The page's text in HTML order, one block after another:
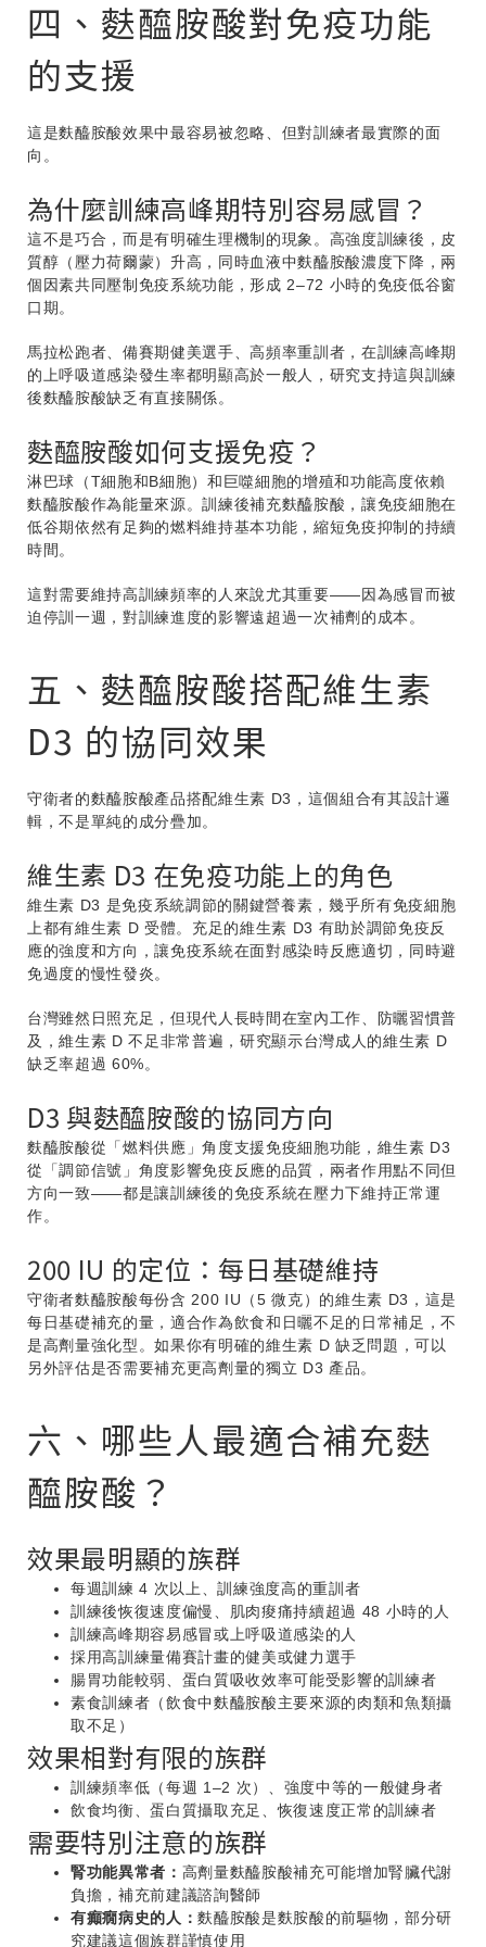
四、麩醯胺酸對免疫功能
的支援
這是麩醯胺酸效果中最容易被忽略、但對訓練者最實際的面
向。
為什麼訓練高峰期特別容易感冒？
這不是巧合，而是有明確生理機制的現象。高強度訓練後，皮
質醇（壓力荷爾蒙）升高，同時血液中麩醯胺酸濃度下降，兩
個因素共同壓制免疫系統功能，形成 2–72 小時的免疫低谷窗
口期。
馬拉松跑者、備賽期健美選手、高頻率重訓者，在訓練高峰期
的上呼吸道感染發生率都明顯高於一般人，研究支持這與訓練
後麩醯胺酸缺乏有直接關係。
麩醯胺酸如何支援免疫？
淋巴球（T細胞和B細胞）和巨噬細胞的增殖和功能高度依賴
麩醯胺酸作為能量來源。訓練後補充麩醯胺酸，讓免疫細胞在
低谷期依然有足夠的燃料維持基本功能，縮短免疫抑制的持續
時間。
這對需要維持高訓練頻率的人來說尤其重要——因為感冒而被
迫停訓一週，對訓練進度的影響遠超過一次補劑的成本。
五、麩醯胺酸搭配維生素
D3 的協同效果
守衛者的麩醯胺酸產品搭配維生素 D3，這個組合有其設計邏
輯，不是單純的成分疊加。
維生素 D3 在免疫功能上的角色
維生素 D3 是免疫系統調節的關鍵營養素，幾乎所有免疫細胞
上都有維生素 D 受體。充足的維生素 D3 有助於調節免疫反
應的強度和方向，讓免疫系統在面對感染時反應適切，同時避
免過度的慢性發炎。
台灣雖然日照充足，但現代人長時間在室內工作、防曬習慣普
及，維生素 D 不足非常普遍，研究顯示台灣成人的維生素 D
缺乏率超過 60%。
D3 與麩醯胺酸的協同方向
麩醯胺酸從「燃料供應」角度支援免疫細胞功能，維生素 D3
從「調節信號」角度影響免疫反應的品質，兩者作用點不同但
方向一致——都是讓訓練後的免疫系統在壓力下維持正常運
作。
200 IU 的定位：每日基礎維持
守衛者麩醯胺酸每份含 200 IU（5 微克）的維生素 D3，這是
每日基礎補充的量，適合作為飲食和日曬不足的日常補足，不
是高劑量強化型。如果你有明確的維生素 D 缺乏問題，可以
另外評估是否需要補充更高劑量的獨立 D3 產品。
六、哪些人最適合補充麩
醯胺酸？
效果最明顯的族群
每週訓練 4 次以上、訓練強度高的重訓者
訓練後恢復速度偏慢、肌肉痠痛持續超過 48 小時的人
訓練高峰期容易感冒或上呼吸道感染的人
採用高訓練量備賽計畫的健美或健力選手
腸胃功能較弱、蛋白質吸收效率可能受影響的訓練者
素食訓練者（飲食中麩醯胺酸主要來源的肉類和魚類攝
取不足）
效果相對有限的族群
訓練頻率低（每週 1–2 次）、強度中等的一般健身者
飲食均衡、蛋白質攝取充足、恢復速度正常的訓練者
需要特別注意的族群
腎功能異常者： 高劑量麩醯胺酸補充可能增加腎臟代謝
負擔，補充前建議諮詢醫師
有癲癇病史的人：麩醯胺酸是麩胺酸的前驅物，部分研
究建議這個族群謹慎使用